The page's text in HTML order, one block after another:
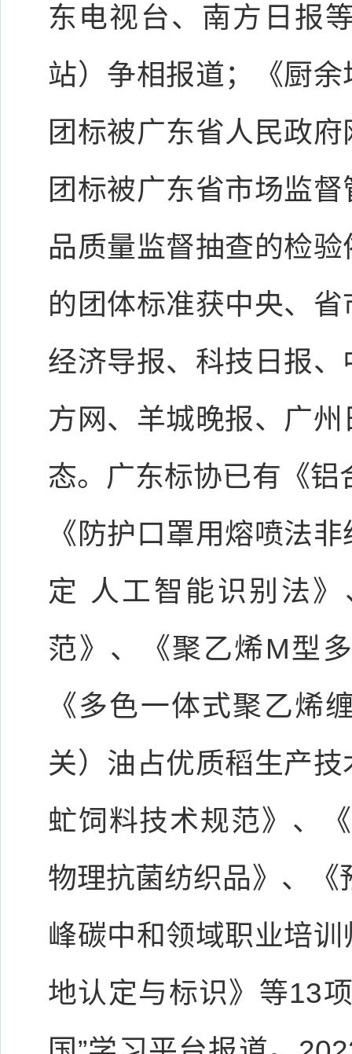
东电视台、南方日报
站）争相报道；《厨
团标被广东省人民政
团标被广东省市场监
品质量监督抽查的检
的团体标准获中央、
经济导报、科技日报
方网、羊城晚报、广
态。广东标协已有《
《防护口罩用熔喷法
定 人工智能识别法
范》、《聚乙烯M型
《多色一体式聚乙烯
关）油占优质稻生产
虻饲料技术规范》、
物理抗菌纺织品》、
峰碳中和领域职业培
地认定与标识》等13